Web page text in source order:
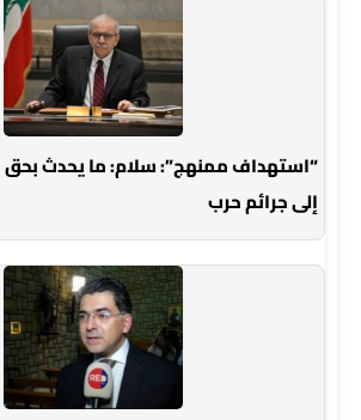
“استهداف ممنهج”: سلام: ما يحدث بحق
إلى جرائم حرب